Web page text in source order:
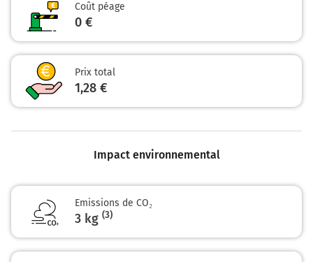
Coût péage
0 €
Prix total
1,28 €
Impact environnemental
Emissions de CO₂
3 kg (3)